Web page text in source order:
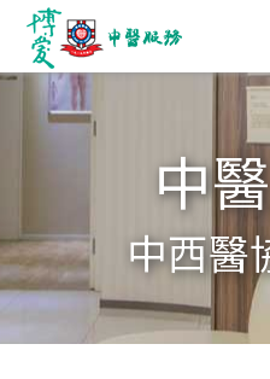
中
中西醫